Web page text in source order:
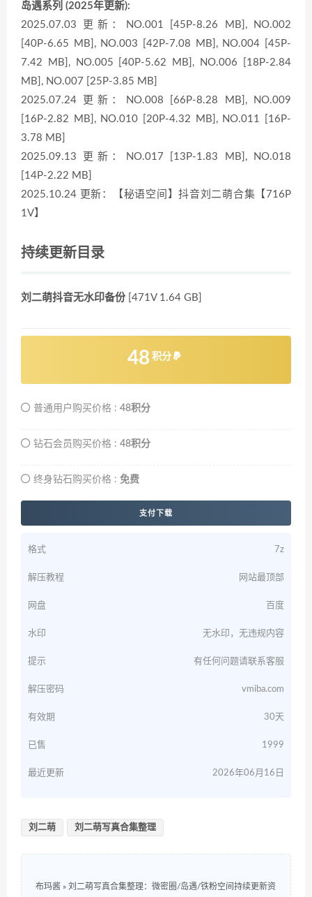
岛遇系列 (2025年更新):
2025.07.03 更新：NO.001 [45P-8.26 MB], NO.002
[40P-6.65 MB], NO.003 [42P-7.08 MB], NO.004 [45P-
7.42 MB], NO.005 [40P-5.62 MB], NO.006 [18P-2.84
MB], NO.007 [25P-3.85 MB]
2025.07.24 更新：NO.008 [66P-8.28 MB], NO.009
[16P-2.82 MB], NO.010 [20P-4.32 MB], NO.011 [16P-
3.78 MB]
2025.09.13 更新：NO.017 [13P-1.83 MB], NO.018
[14P-2.22 MB]
2025.10.24 更新：【秘语空间】抖音刘二萌合集【716P
1V】
持续更新目录
刘二萌抖音无水印备份[471V 1.64 GB]
48 积分
普通用户购买价格 : 48积分
钻石会员购买价格 : 48积分
终身钻石购买价格 : 免费
支付下载
格式 7z
解压教程 网站最顶部
网盘 百度
水印 无水印，无违规内容
提示 有任何问题请联系客服
解压密码 vmiba.com
有效期 30天
已售 1999
最近更新 2026年06月16日
刘二萌 刘二萌写真合集整理
布玛酱 » 刘二萌写真合集整理：微密圈/岛遇/铁粉空间持续更新资